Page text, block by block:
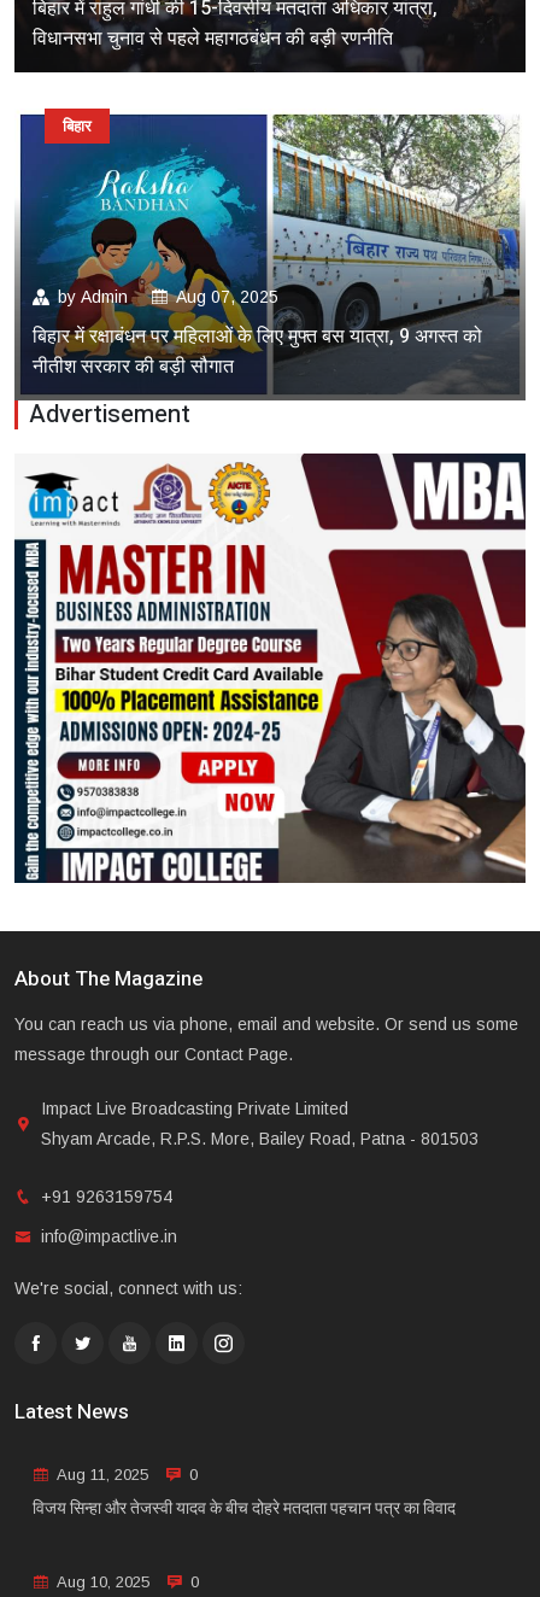
बिहार में राहुल गांधी की 15-दिवसीय मतदाता अधिकार यात्रा,
विधानसभा चुनाव से पहले महागठबंधन की बड़ी रणनीति
by Admin Aug 07, 2025
बिहार में रक्षाबंधन पर महिलाओं के लिए मुफ्त बस यात्रा, 9 अगस्त को
नीतीश सरकार की बड़ी सौगात
बिहार
Advertisement
About The Magazine
You can reach us via phone, email and website. Or send us some
message through our Contact Page.
Impact Live Broadcasting Private Limited
Shyam Arcade, R.P.S. More, Bailey Road, Patna - 801503
+91 9263159754
info@impactlive.in
We're social, connect with us:
Latest News
Aug 11, 2025 0
विजय सिन्हा और तेजस्वी यादव के बीच दोहरे मतदाता पहचान पत्र का विवाद
Aug 10, 2025 0